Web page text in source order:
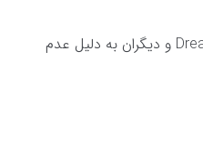
همانطور که این صنعت به سمت استانداردهای W3C حرکت کرد، Dreamweaver و دیگران به دلیل عدم